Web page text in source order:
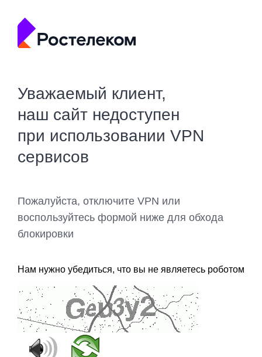
Уважаемый клиент,
наш сайт недоступен
при использовании VPN
сервисов
Пожалуйста, отключите VPN или
воспользуйтесь формой ниже для обхода
блокировки
Нам нужно убедиться, что вы не являетесь роботом